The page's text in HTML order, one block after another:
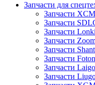
Запчасти для
Запчасти
Запчасти
Запчасти
Запчасти
Запчасти
Запчасти Foton
Запчасти
Запчасти